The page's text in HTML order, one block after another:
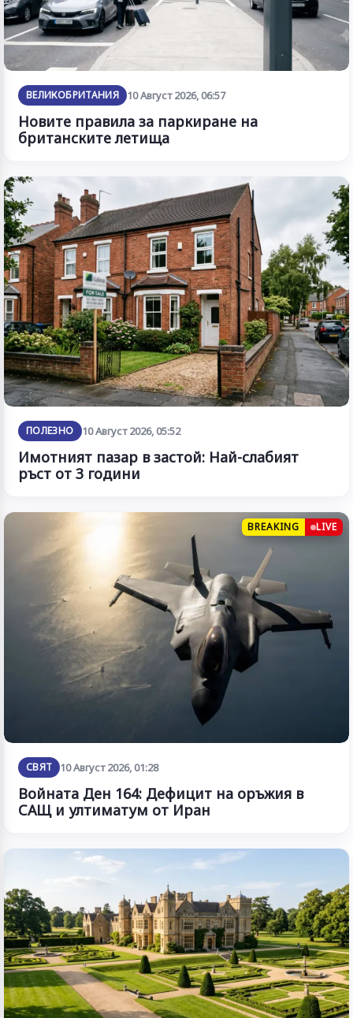
ВЕЛИКОБРИТАНИЯ 10 Август 2026, 06:57
Новите правила за паркиране на
британските летища
ПОЛЕЗНО 10 Август 2026, 05:52
Имотният пазар в застой: Най-слабият
ръст от 3 години
BREAKING LIVE
СВЯТ 10 Август 2026, 01:28
Войната Ден 164: Дефицит на оръжия в
САЩ и ултиматум от Иран